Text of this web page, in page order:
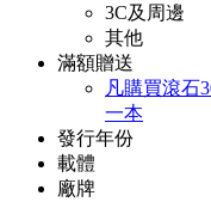
3C及周邊
其他
滿額贈送
凡購買滾石
一本
發行年份
載體
廠牌